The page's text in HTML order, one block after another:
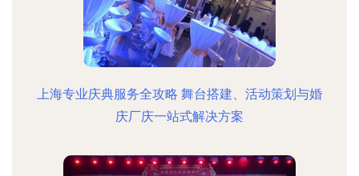
上海专业庆典服务全攻略 舞台搭建、活动策划与婚
庆厂庆一站式解决方案